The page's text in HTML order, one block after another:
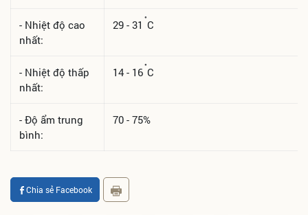
- Nhiệt độ cao
nhất:
29 - 31 °C
- Nhiệt độ thấp
nhất:
14 - 16°C
- Độ ẩm trung
bình:
70 - 75%
Chia sẻ Facebook